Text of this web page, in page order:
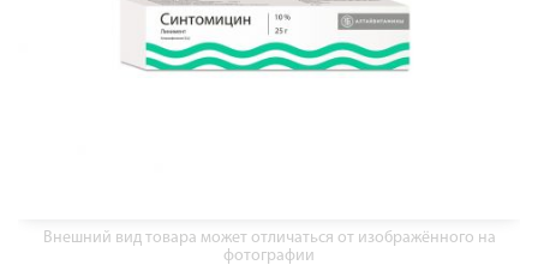
Внешний вид товара может отличаться от изображённого на
фотографии